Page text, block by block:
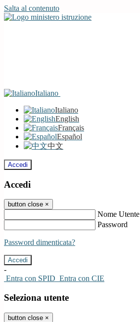
Salta al contenuto
Italiano
Italiano
English
Français
Español
中文
Accedi
Accedi
button close ×
Nome Utente
Password
Password dimenticata?
-
Entra con SPID Entra con CIE
Seleziona utente
button close ×